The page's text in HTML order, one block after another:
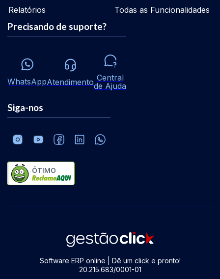
Relatórios
Todas as Funcionalidades
Precisando de suporte?
WhatsAppAtendimento Central
de Ajuda
Siga-nos
ÓTIMO
Software ERP online | Dê um click e pronto!
20.215.683/0001-01